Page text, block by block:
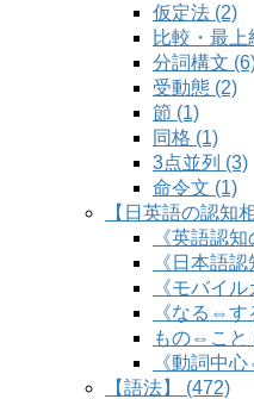
仮定法 (2)
比較・最上
分詞構文
受動態 (2)
節 (1)
同格 (1)
3点並列 (3)
命令文 (1)
【日英語の認知
《英語認
《日本語
《モバイ
《なる⇔す
もの⇔こと
《動詞中
【語法】 (472)